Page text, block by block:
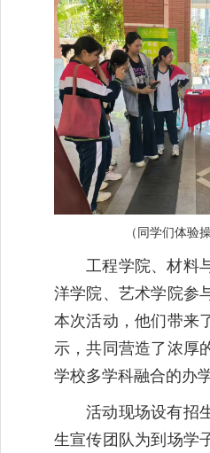
（同学们体验
工程学院、材料
洋学院、艺术学院参
本次活动，他们带来
示，共同营造了浓厚
学校多学科融合的办
活动现场设有招
生宣传团队为到场学